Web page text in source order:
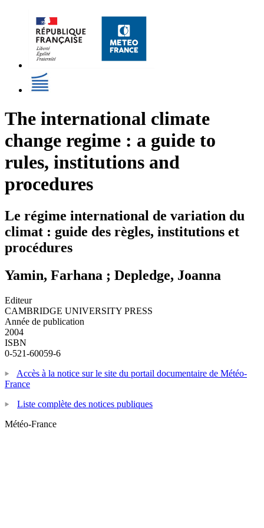
The international climate
change regime : a guide to
rules, institutions and
procedures
Le régime international de variation du
climat : guide des règles, institutions et
procédures
Yamin, Farhana ; Depledge, Joanna
Editeur
CAMBRIDGE UNIVERSITY PRESS
Année de publication
2004
ISBN
0-521-60059-6
Accès à la notice sur le site du portail documentaire de Météo-
France
Liste complète des notices publiques
Météo-France